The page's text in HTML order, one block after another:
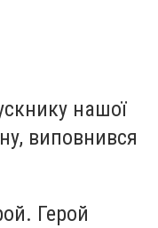
нашої
виповнився
Герой